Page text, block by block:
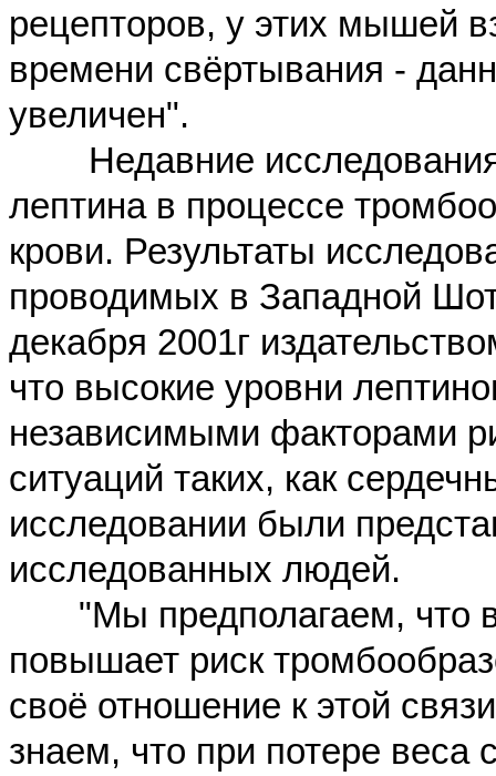
рецепторов, у этих мышей
времени свёртывания -
увеличен".
Недавние исследования
лептина в процессе
крови. Результаты
проводимых в Западной
декабря 2001г
что высокие уровни
независимыми факторами
ситуаций таких, как
исследовании были
исследованных людей.
"Мы предполагаем, что
повышает риск
своё отношение к этой
знаем, что при потере веса